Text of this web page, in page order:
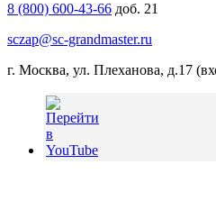
8 (800) 600-43-66 доб. 21
sczap@sc-grandmaster.ru
г. Москва, ул. Плеханова, д.17